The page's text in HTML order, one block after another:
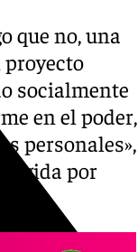
que no, una
proyecto
socialmente
en el poder,
personales»,
por